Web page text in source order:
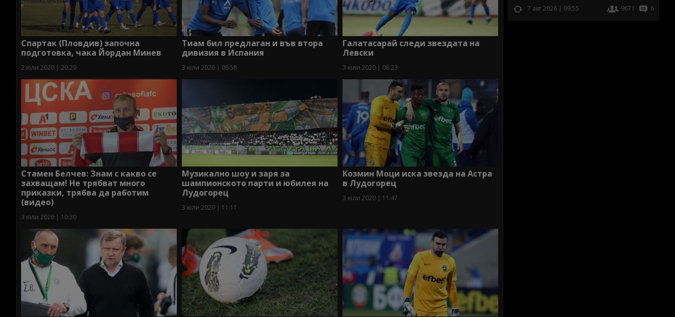
Спартак (Пловдив) започна
подготовка, чака Йордан Минев
2 юли 2020 | 20:29
Тиам бил предлаган и във втора
дивизия в Испания
3 юли 2020 | 06:58
Галатасарай следи звездата на
Левски
3 юли 2020 | 08:23
Стамен Белчев: Знам с какво се
захващам! Не трябват много
приказки, трябва да работим
(видео)
3 юли 2020 | 10:30
Музикално шоу и заря за
шампионското парти и юбилея на
Лудогорец
3 юли 2020 | 11:11
Козмин Моци иска звезда на Астра
в Лудогорец
3 юли 2020 | 11:47
7 авг 2026 | 09:55 9671 6